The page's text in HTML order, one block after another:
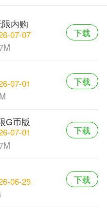
内购
07-07
下载
07-01
下载
G币版
07-01
下载
06-25
下载